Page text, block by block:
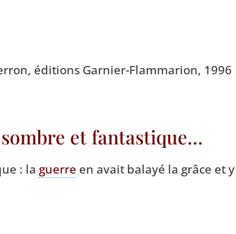
édi­tions Gar­nier-Flam­ma­rion, 1996
et fantastique…
: la guerre en avait balayé la grâce et